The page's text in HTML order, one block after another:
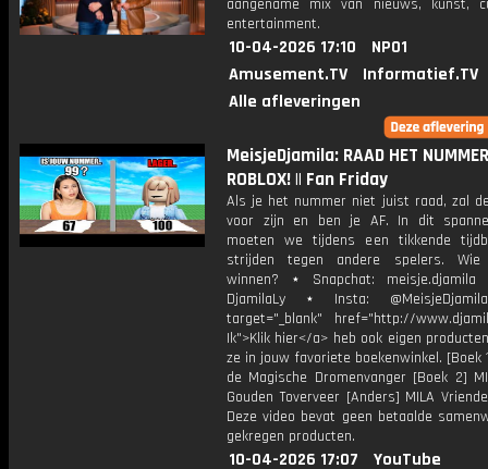
aangename mix van nieuws, kunst,
entertainment.
10-04-2026 17:10
NPO1
Amusement.TV
Informatief.TV
Alle afleveringen
MeisjeDjamila: RAAD HET
ROBLOX! || Fan Friday
Als je het nummer niet juist raad, zal
voor zijn en ben je AF. In dit
moeten we tijdens een tikkende
strijden tegen andere spelers.
winnen? ⋆ Snapchat: meisje.djamila
DjamilaLy ⋆ Insta:
target="_blank" href="http://
Ik">Klik hier</a> heb ook eigen
ze in jouw favoriete boekenwinkel. [Boek
de Magische Dromenvanger [Boek 2]
Gouden Toverveer [Anders] MILA
Deze video bevat geen betaalde
gekregen producten.
10-04-2026 17:07
YouTube